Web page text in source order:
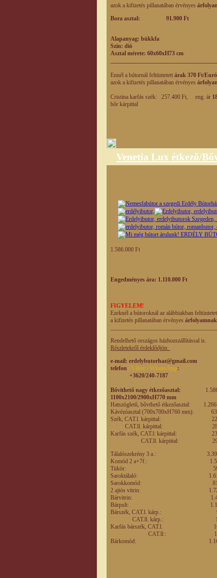
azok a kifizetés pillanatában érvényes
Bora asztal: 91.900 Ft
Alapanyag: bükkfa
Szín: dió
Asztal mérete: 60x60xH73 cm
Ennél a bútornál feltüntetett árak 370 Ft/
azok a kifizetés pillanatában érvényes
Cristina karfás szék: 257.400 Ft, eng. ár
bőr kárpittal
Venetia Lux étkező/
1.586.000 Ft
Engedményes ára: 1.110.000 Ft
FIGYELEM!
Ezeknél a bútoroknál az alábbiakban
a kifizetés pillanatában érvényes
Rendelhető országos házhozszállítással is.
Részletekről érdeklődjön:
e-mail: erdelybutorhaz@gmail.com
telefon / Viber / WhatsApp:
+3620/240-7187
Bővithető nagy étkezőasztal:
1100x2100/2900xH770 mm
Hatszögletű, bővthető
Kávézóasztal (700x700xH760
Szék, CAT.l.
CAT.ll. kárpittal:
Karfás szék, CAT.l:
CAT.ll. kárpittal:
Tálalószekrény 3 a.:
Komód 2 a+7f.:
Tükör:
Saroktálaló:
Sarokkomód:
2 ajtós vitrin:
Bárvitrin:
Bárpult:
Bárszék, CAT.l.
CAT.ll. kárp.:
Karfás bárszék,
CAT.ll::
Bárkomód: